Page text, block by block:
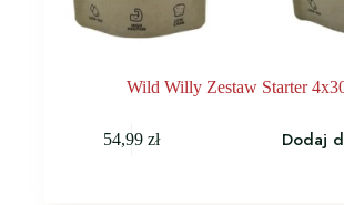
Wild Willy Zestaw Starter
54,99zł Dodaj